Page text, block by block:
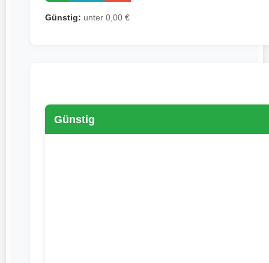
Günstig: unter 0,00 €
Günstig